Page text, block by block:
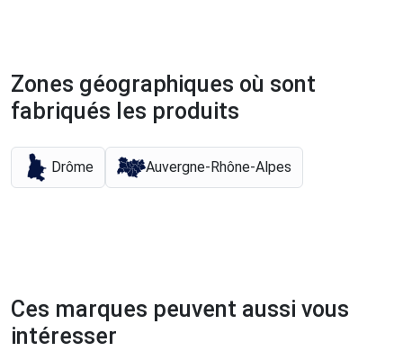
Zones géographiques où sont
fabriqués les produits
Drôme Auvergne-Rhône-Alpes
Ces marques peuvent aussi vous
intéresser